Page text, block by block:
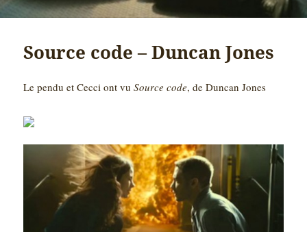
Source code – Duncan Jones
Le pendu et Cecci ont vuSource code, de Duncan Jones